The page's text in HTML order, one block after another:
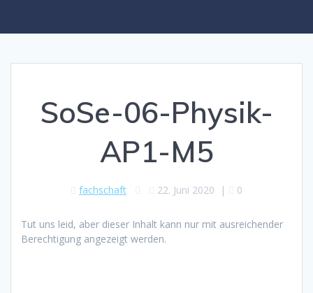
SoSe-06-Physik-
AP1-M5
fachschaft 22. Juni 2020 | 0
Tut uns leid, aber dieser Inhalt kann nur mit ausreichender
Berechtigung angezeigt werden.